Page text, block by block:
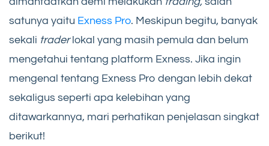
satunya yaitu Exness Pro. Meskipun begitu, banyak
sekali traderlokal yang masih pemula dan belum
mengetahui tentang platform Exness. Jika ingin
mengenal tentang Exness Pro dengan lebih dekat
sekaligus seperti apa kelebihan yang
ditawarkannya, mari perhatikan penjelasan singkat
berikut!